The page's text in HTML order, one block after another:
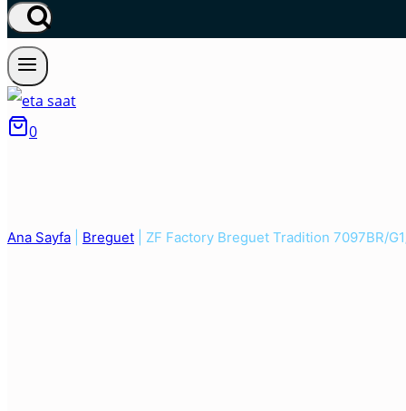
0
Ana Sayfa Breguet ZF Factory Breguet Tradition 7097BR/